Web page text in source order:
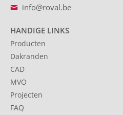
info@roval.be
HANDIGE LINKS
Producten
Dakranden
CAD
MVO
Projecten
FAQ